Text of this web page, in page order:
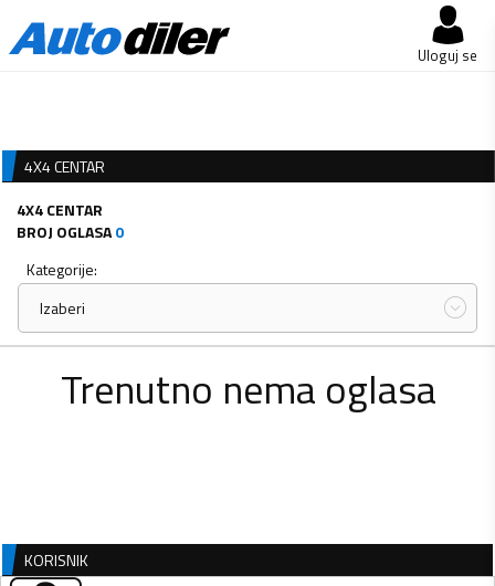
Uloguj se
4X4 CENTAR
4X4 CENTAR
BROJ OGLASA0
Kategorije:
Izaberi
Trenutno nema oglasa
KORISNIK